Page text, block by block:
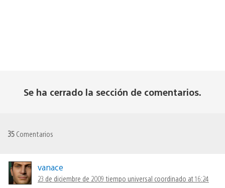
Se ha cerrado la sección de comentarios.
35 Comentarios
vanace
23 de diciembre de 2009 tiempo universal coordinado at 16:24